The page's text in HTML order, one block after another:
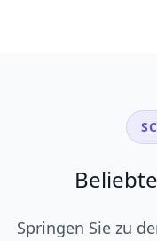
Springen Sie zu